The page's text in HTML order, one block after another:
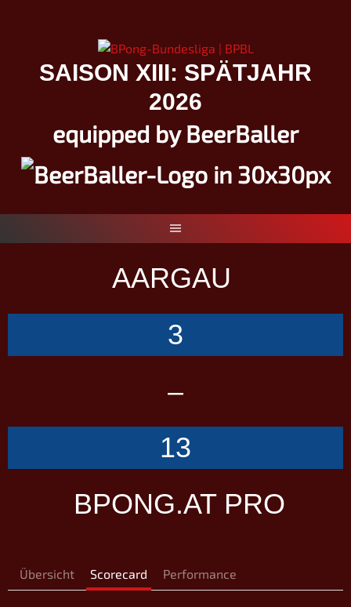
SAISON XIII: SPÄTJAHR
2026
equipped by BeerBaller
AARGAU
3
–
13
BPONG.AT PRO
Übersicht Scorecard Performance